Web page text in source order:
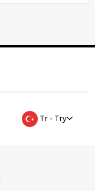
Tr - Try